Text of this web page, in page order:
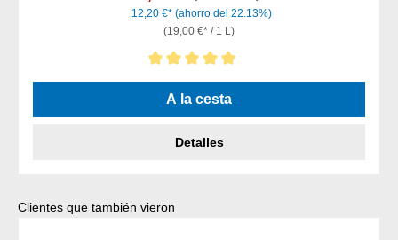
12,20 €* (ahorro del 22.13%)
(19,00 €* / 1 L)
Calificación promedio de 5 de 5 estrellas
A la cesta
Detalles
Omitir la galería de productos
Clientes que también vieron